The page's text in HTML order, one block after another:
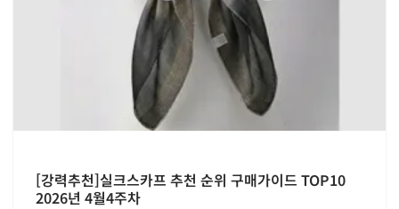
[강력추천]실크스카프 추천 순위 구매가이드 TOP10
2026년 4월4주차